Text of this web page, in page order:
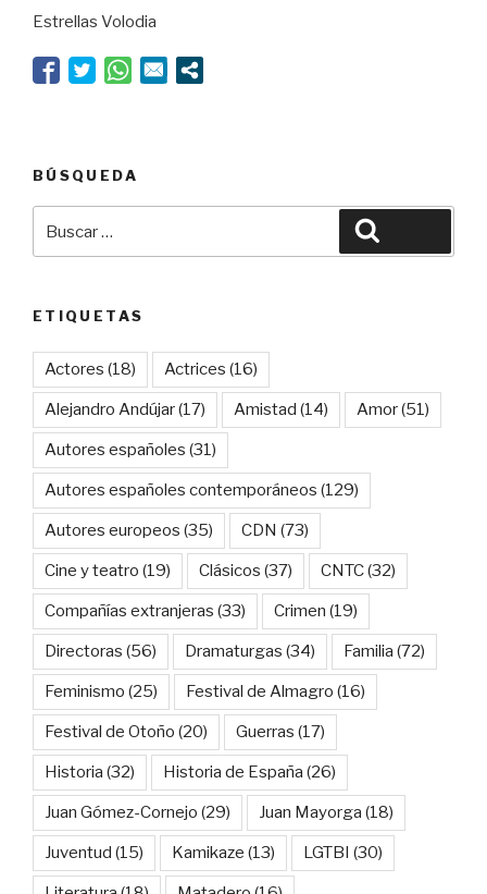
Estrellas Volodia
BÚSQUEDA
por:
ETIQUETAS
Actores (18) Actrices (16)
Alejandro Andújar(17) Amistad (14) Amor(51)
Autores españoles (31)
Autores españoles contemporáneos (129)
Autores europeos (35) CDN (73)
Cine y teatro (19) Clásicos (37) CNTC(32)
Compañías extranjeras (33) Crimen (19)
Directoras (56) Dramaturgas (34) Familia (72)
Feminismo (25) Festival de Almagro (16)
Festival de Otoño (20) Guerras (17)
Historia (32) Historia de España (26)
Juan Gómez-Cornejo (29) Juan Mayorga (18)
Juventud (15) Kamikaze (13) LGTBI (30)